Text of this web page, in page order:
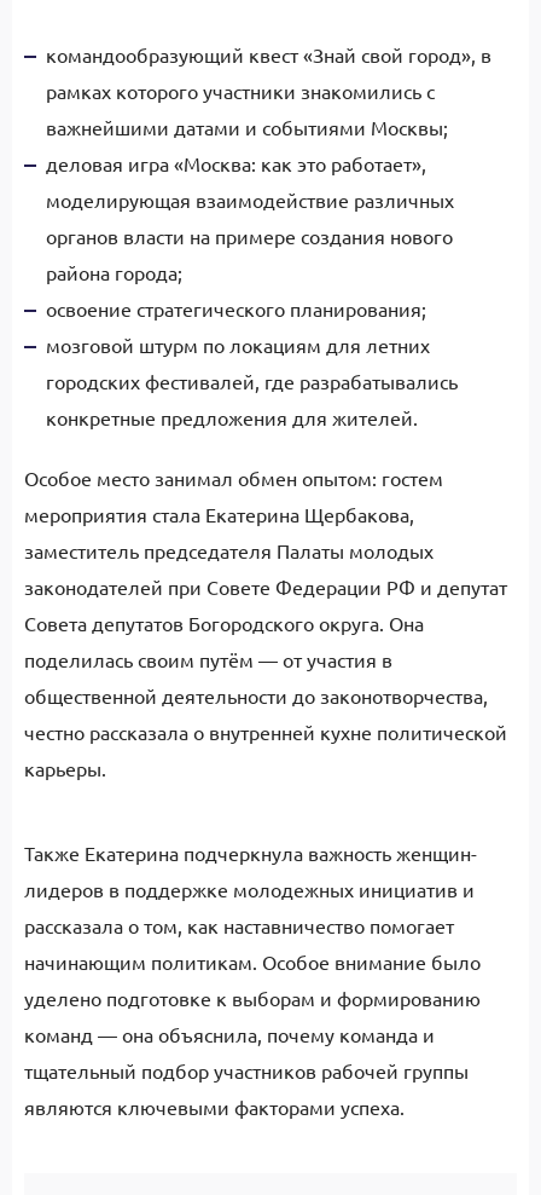
командообразующий квест «Знай свой город», в
рамках которого участники знакомились с
важнейшими датами и событиями Москвы;
деловая игра «Москва: как это работает»,
моделирующая взаимодействие различных
органов власти на примере создания нового
района города;
освоение стратегического планирования;
мозговой штурм по локациям для летних
городских фестивалей, где разрабатывались
конкретные предложения для жителей.
Особое место занимал обмен опытом: гостем
мероприятия стала Екатерина Щербакова,
заместитель председателя Палаты молодых
законодателей при Совете Федерации РФ и депутат
Совета депутатов Богородского округа. Она
поделилась своим путём — от участия в
общественной деятельности до законотворчества,
честно рассказала о внутренней кухне политической
карьеры.
Также Екатерина подчеркнула важность женщин-
лидеров в поддержке молодежных инициатив и
рассказала о том, как наставничество помогает
начинающим политикам. Особое внимание было
уделено подготовке к выборам и формированию
команд — она объяснила, почему команда и
тщательный подбор участников рабочей группы
являются ключевыми факторами успеха.